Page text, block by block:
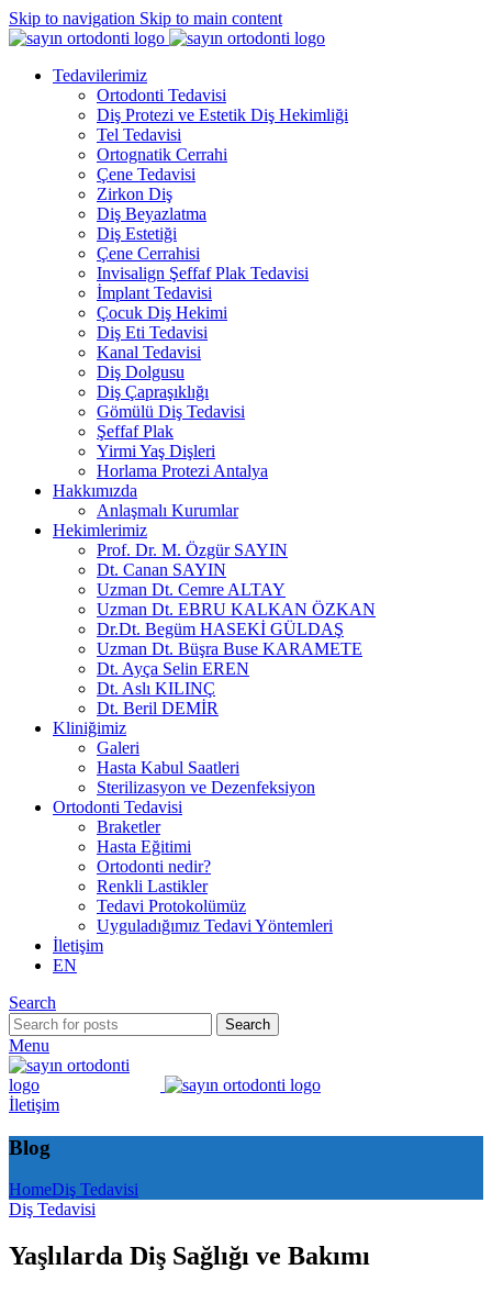
Skip to navigation Skip to main content
Tedavilerimiz
Ortodonti Tedavisi
Diş Protezi ve Estetik Diş Hekimliği
Tel Tedavisi
Ortognatik Cerrahi
Çene Tedavisi
Zirkon Diş
Diş Beyazlatma
Diş Estetiği
Çene Cerrahisi
Invisalign Şeffaf Plak Tedavisi
İmplant Tedavisi
Çocuk Diş Hekimi
Diş Eti Tedavisi
Kanal Tedavisi
Diş Dolgusu
Diş Çapraşıklığı
Gömülü Diş Tedavisi
Şeffaf Plak
Yirmi Yaş Dişleri
Horlama Protezi Antalya
Hakkımızda
Anlaşmalı Kurumlar
Hekimlerimiz
Prof. Dr. M. Özgür SAYIN
Dt. Canan SAYIN
Uzman Dt. Cemre ALTAY
Uzman Dt. EBRU KALKAN ÖZKAN
Dr.Dt. Begüm HASEKİ GÜLDAŞ
Uzman Dt. Büşra Buse KARAMETE
Dt. Ayça Selin EREN
Dt. Aslı KILINÇ
Dt. Beril DEMİR
Kliniğimiz
Galeri
Hasta Kabul Saatleri
Sterilizasyon ve Dezenfeksiyon
Ortodonti Tedavisi
Braketler
Hasta Eğitimi
Ortodonti nedir?
Renkli Lastikler
Tedavi Protokolümüz
Uyguladığımız Tedavi Yöntemleri
İletişim
EN
Search
Search
Menu
İletişim
Blog
HomeDiş Tedavisi
Diş Tedavisi
Yaşlılarda Diş Sağlığı ve Bakımı